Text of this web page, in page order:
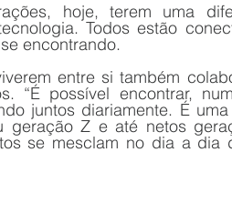
hoje, terem uma
Todos estão
encontrando.
entre si também
“É possível encontrar,
juntos diariamente. É
geração Z e até netos
se mesclam no dia a dia